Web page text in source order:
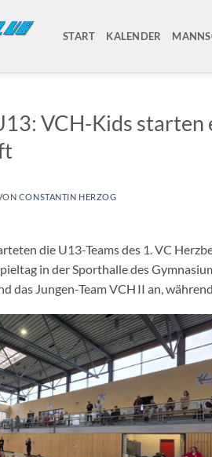
START KALENDER
VCH-Kids
CONSTANTIN HERZOG
die U13-Teams des 1. VC
in der Sporthalle des
Jungen-Team VCH II an,